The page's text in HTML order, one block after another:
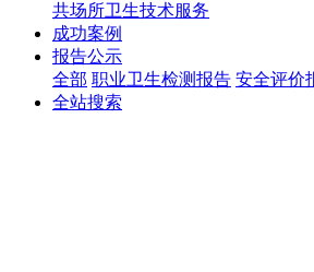
共场所卫生技术服务
成功案例
报告公示
全部 职业卫生检测报告 安全评价
全站搜索